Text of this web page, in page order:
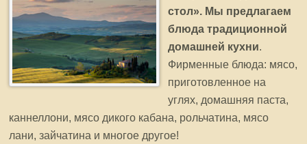
стол». Мы предлагаем
блюда традиционной
домашней кухни.
Фирменные блюда: мясо,
приготовленное на
углях, домашняя паста,
каннеллони, мясо дикого кабана, рольчатина, мясо
лани, зайчатина и многое другое!